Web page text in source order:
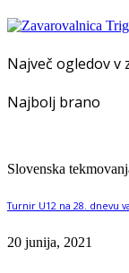
Največ ogledov v
Najbolj brano
Slovenska
Turnir U12 na 28. dnevu
20 junija, 2021